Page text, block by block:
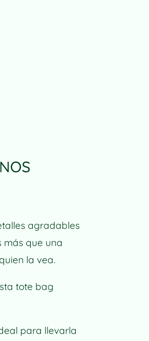
agradables
más que una
la vea.
tote bag
para llevarla